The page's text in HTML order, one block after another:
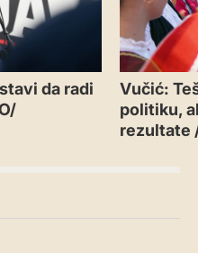
da radi
Vučić:
politiku,
rezultate